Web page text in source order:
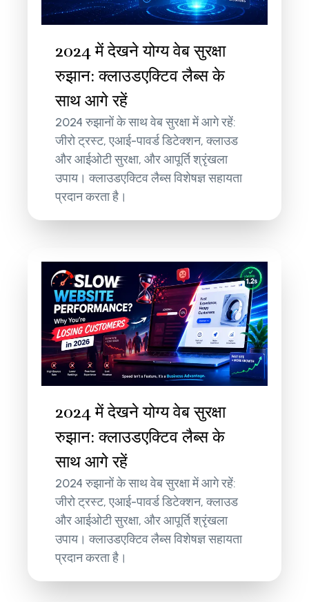
2024 में देखने योग्य वेब सुरक्षा
रुझान: क्लाउडएक्टिव लैब्स के
साथ आगे रहें
2024 रुझानों के साथ वेब सुरक्षा में आगे रहें:
जीरो ट्रस्ट, एआई-पावर्ड डिटेक्शन, क्लाउड
और आईओटी सुरक्षा, और आपूर्ति श्रृंखला
उपाय। क्लाउडएक्टिव लैब्स विशेषज्ञ सहायता
प्रदान करता है।
2024 में देखने योग्य वेब सुरक्षा
रुझान: क्लाउडएक्टिव लैब्स के
साथ आगे रहें
2024 रुझानों के साथ वेब सुरक्षा में आगे रहें:
जीरो ट्रस्ट, एआई-पावर्ड डिटेक्शन, क्लाउड
और आईओटी सुरक्षा, और आपूर्ति श्रृंखला
उपाय। क्लाउडएक्टिव लैब्स विशेषज्ञ सहायता
प्रदान करता है।